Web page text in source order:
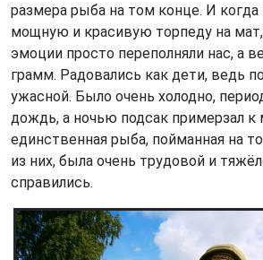
размера рыба на том конце. И
мощную и красивую торпеду на
эмоции просто переполняли нас, а
грамм. Радовались как дети, ведь
ужасной. Было очень холодно,
дождь, а ночью подсак примерзал к
единственная рыба, пойманная на
из них, была очень трудовой и
справились.